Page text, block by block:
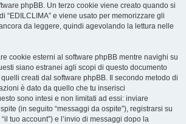
phpBB. Un terzo cookie viene creato quando si
“EDILCLIMA” e viene usato per memorizzare gli
da leggere, quindi agevolando la lettura nelle
cookie esterni al software phpBB mentre navighi su
siano estranei agli scopi di questo documento
creati dal software phpBB. Il secondo metodo di
è dato da quello che tu inserisci
sono intesi e non limitati ad essi: inviare
(in seguito “messaggi da ospite”), registrarsi su
tuo account”) e l’invio di messaggi dopo la